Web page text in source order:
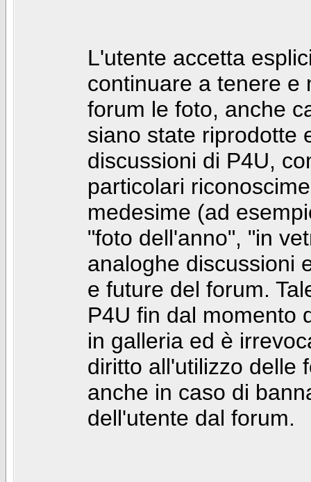
L'utente accetta
continuare a tenere e
forum le foto, anche
siano state riprodotte
discussioni di P4U,
particolari
medesime (ad
"foto dell'anno", "in
analoghe discussioni
e future del forum.
P4U fin dal momento
in galleria ed è
diritto all'utilizzo delle
anche in caso di
dell'utente dal forum.